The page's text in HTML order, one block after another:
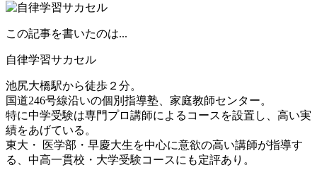
この記事を書いたのは...
自律学習サカセル
池尻大橋駅から徒歩２分。
国道246号線沿いの個別指導塾、家庭教師センター。
特に中学受験は専門プロ講師によるコースを設置し、高い実
績をあげている。
東大・ 医学部・早慶大生を中心に意欲の高い講師が指導す
る、中高一貫校・大学受験コースにも定評あり。